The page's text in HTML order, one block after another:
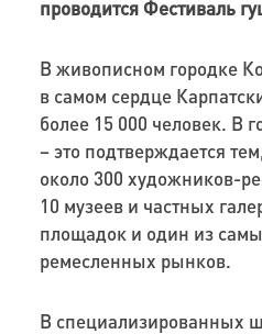
проводится Фестиваль
В живописном городке
в самом сердце
более 15 000 человек. В
– это подтверждается
около 300 художников-
10 музеев и частных
площадок и один из
ремесленных рынков.
В специализированных